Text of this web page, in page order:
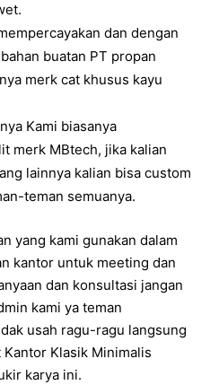
dan dengan
buatan PT propan
merk cat khusus kayu
Kami biasanya
merk MBtech, jika kalian
lainnya kalian bisa custom
teman semuanya.
yang kami gunakan dalam
kantor untuk meeting dan
dan konsultasi jangan
kami ya teman
usah ragu-ragu langsung
Kantor Klasik Minimalis
karya ini.